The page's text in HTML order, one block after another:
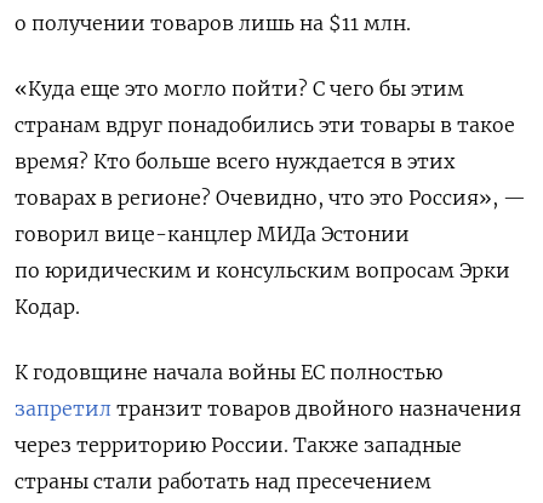
о получении товаров лишь на $11 млн.
«Куда еще это могло пойти? С чего бы этим
странам вдруг понадобились эти товары в такое
время? Кто больше всего нуждается в этих
товарах в регионе? Очевидно, что это Россия», —
говорил вице-канцлер МИДа Эстонии
по юридическим и консульским вопросам Эрки
Кодар.
К годовщине начала войны ЕС полностью
запретил транзит товаров двойного назначения
через территорию России. Также западные
страны стали работать над пресечением